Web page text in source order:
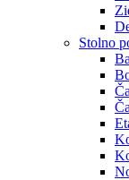
Stolno